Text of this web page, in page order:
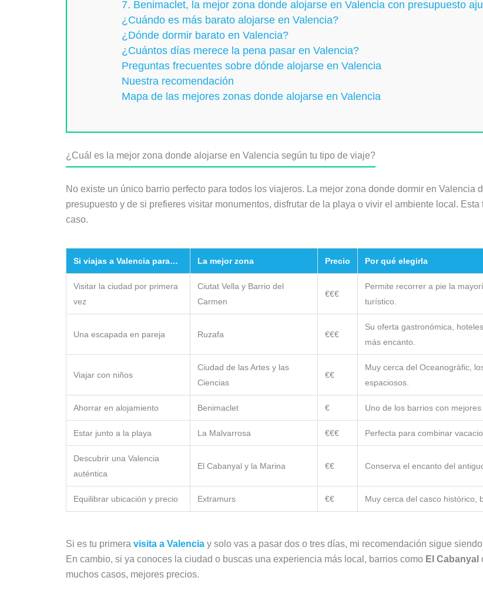
7. Benimaclet, la mejor zona donde alojarse en Valencia con presupuesto
¿Cuándo es más barato alojarse en Valencia?
¿Dónde dormir barato en Valencia?
¿Cuántos días merece la pena pasar en Valencia?
Preguntas frecuentes sobre dónde alojarse en Valencia
Nuestra recomendación
Mapa de las mejores zonas donde alojarse en Valencia
¿Cuál es la mejor zona donde alojarse en Valencia según tu tipo de viaje?
No existe un único barrio perfecto para todos los viajeros. La mejor zona donde dormir en Valencia
presupuesto y de si prefieres visitar monumentos, disfrutar de la playa o vivir el ambiente local.
caso.
Si viajas a Valencia para… La mejor zona Precio Por qué elegirla
Visitar la ciudad por primera
vez
Ciutat Vella y Barrio del
Carmen
€€€
Permite recorrer a pie la
turístico.
Una escapada en pareja Ruzafa €€€
Su oferta gastronómica,
más encanto.
Viajar con niños
Ciudad de las Artes y las
Ciencias
€€
Muy cerca del Oceanogràfic,
espaciosos.
Ahorrar en alojamiento Benimaclet € Uno de los barrios con
Estar junto a la playa La Malvarrosa €€€ Perfecta para combinar
Descubrir una Valencia
auténtica
El Cabanyal y la Marina €€ Conserva el encanto del
Equilibrar ubicación y precio Extramurs €€ Muy cerca del casco histórico,
Si es tu primera visita a Valencia y solo vas a pasar dos o tres días, mi recomendación sigue
En cambio, si ya conoces la ciudad o buscas una experiencia más local, barrios como El Cabanyal
muchos casos, mejores precios.